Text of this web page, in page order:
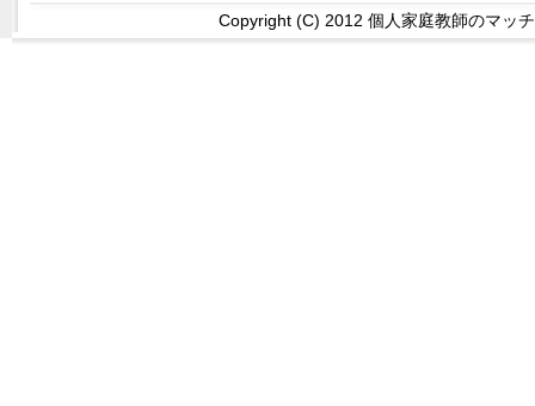
Copyright (C) 2012 個人家庭教師のマッ